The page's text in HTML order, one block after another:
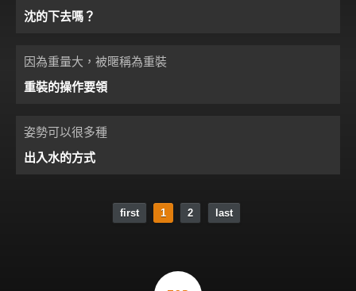
沈的下去嗎？
因為重量大，被暱稱為重裝
重裝的操作要領
姿勢可以很多種
出入水的方式
first 1 2 last